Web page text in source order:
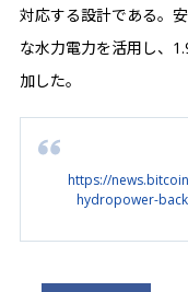
対応する設計である。
な水力電力を活用し、
加した。
https://
hydropower-